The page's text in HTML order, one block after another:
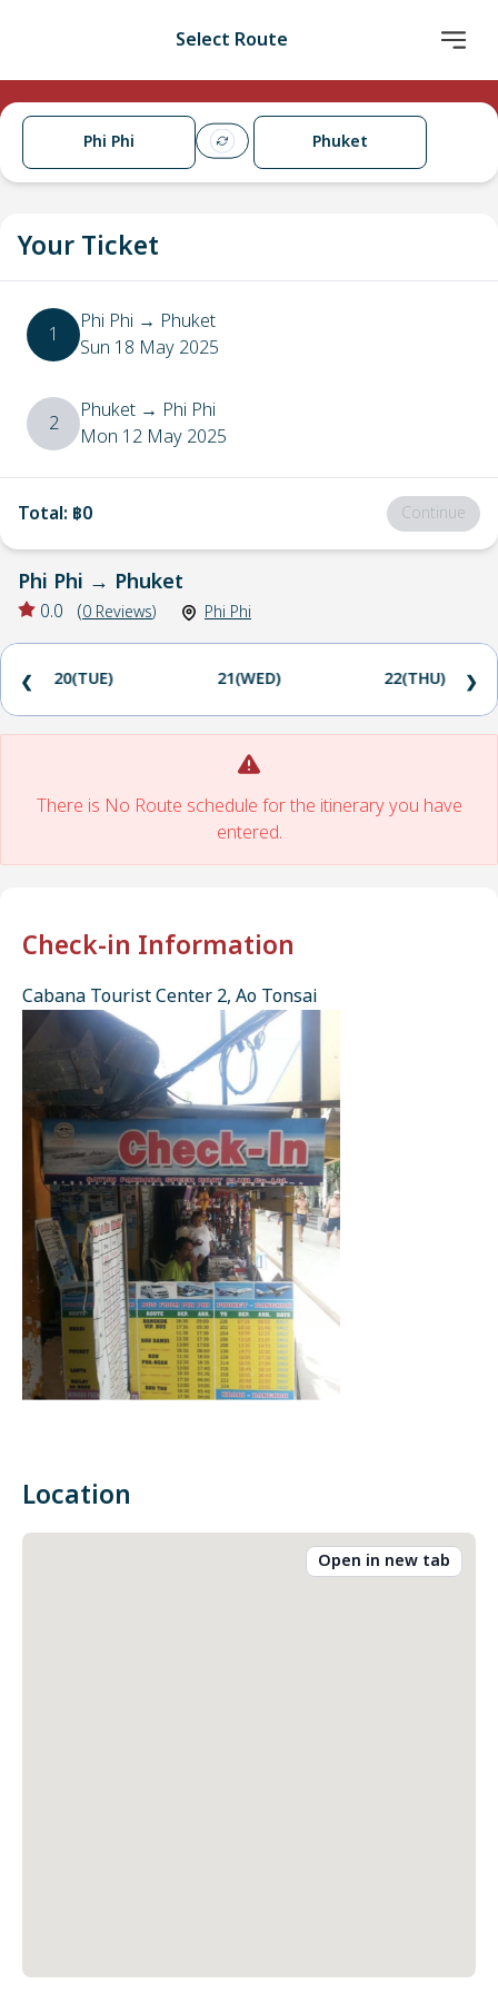
Select Route
Phi Phi Phuket
Your Ticket
1 Phi Phi → Phuket
Sun 18 May 2025
2 Phuket → Phi Phi
Mon 12 May 2025
Total: ฿0 Continue
Phi Phi → Phuket
0.0 (0 Reviews) Phi Phi
20(TUE) 21(WED) 22(THU)
❮ ❯
There is No Route schedule for the itinerary you have
entered.
Check-in Information
Cabana Tourist Center 2, Ao Tonsai
Location
Open in new tab